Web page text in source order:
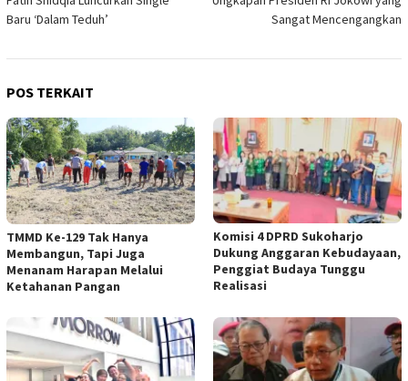
pos
Baru ‘Dalam Teduh’
Sangat Mencengangkan
POS TERKAIT
TMMD Ke-129 Tak Hanya
Membangun, Tapi Juga
Menanam Harapan Melalui
Ketahanan Pangan
Komisi 4 DPRD Sukoharjo
Dukung Anggaran Kebudayaan,
Penggiat Budaya Tunggu
Realisasi